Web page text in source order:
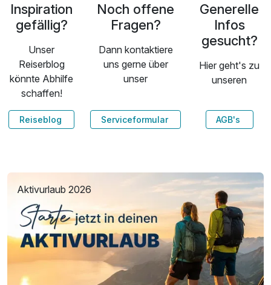
Inspiration
gefällig?
Unser
Reiserblog
könnte Abhilfe
schaffen!
Reiseblog
Noch offene
Fragen?
Dann kontaktiere
uns gerne über
unser
Serviceformular
Generelle
Infos
gesucht?
Hier geht's zu
unseren
AGB's
Aktivurlaub 2026